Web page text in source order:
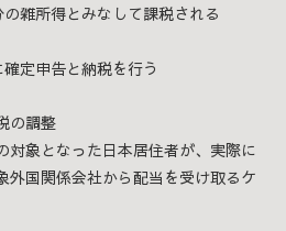
雑所得とみなして課税される
定申告と納税を行う
の調整
対象となった日本居住者が、実際に
外国関係会社から配当を受け取るケ